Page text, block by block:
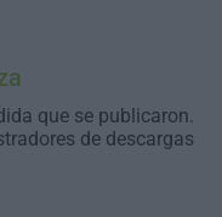
que se publicaron.
de descargas